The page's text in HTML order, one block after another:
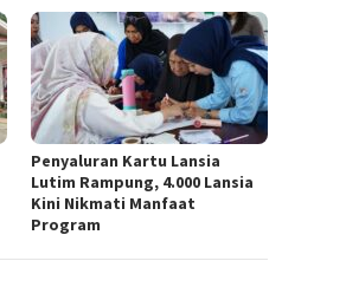
Penyaluran Kartu Lansia
Lutim Rampung, 4.000 Lansia
Kini Nikmati Manfaat
Program